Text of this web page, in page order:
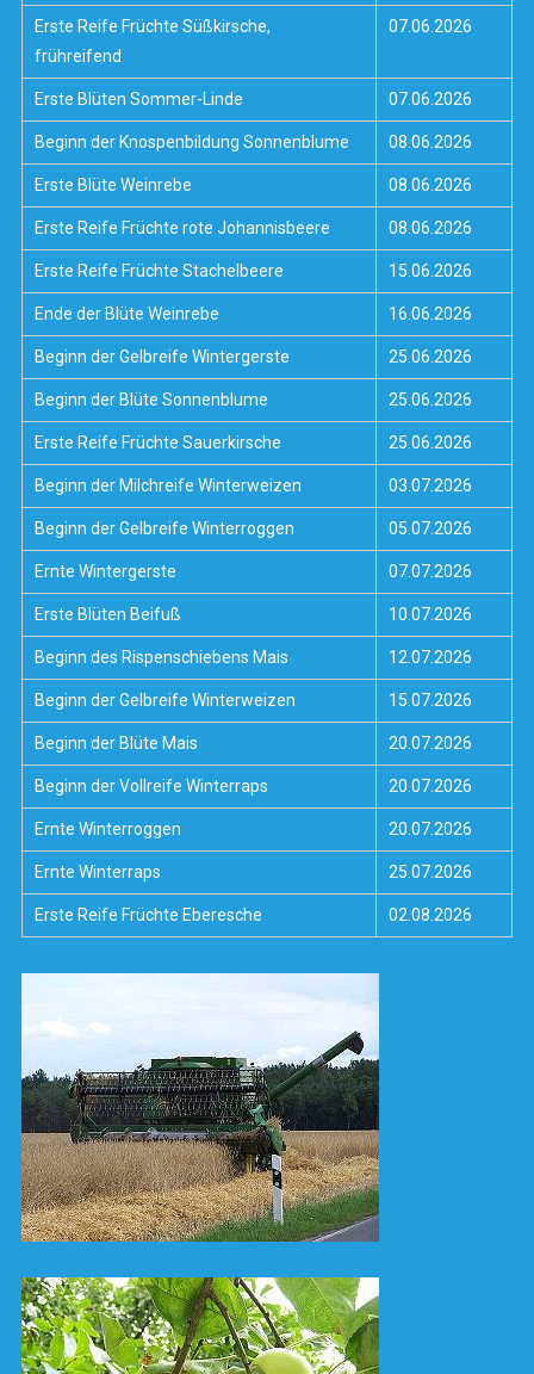
Erste Reife Früchte Süßkirsche,
frühreifend
07.06.2026
Erste Blüten Sommer-Linde 07.06.2026
Beginn der Knospenbildung Sonnenblume 08.06.2026
Erste Blüte Weinrebe 08.06.2026
Erste Reife Früchte rote Johannisbeere 08.06.2026
Erste Reife Früchte Stachelbeere 15.06.2026
Ende der Blüte Weinrebe 16.06.2026
Beginn der Gelbreife Wintergerste 25.06.2026
Beginn der Blüte Sonnenblume 25.06.2026
Erste Reife Früchte Sauerkirsche 25.06.2026
Beginn der Milchreife Winterweizen 03.07.2026
Beginn der Gelbreife Winterroggen 05.07.2026
Ernte Wintergerste 07.07.2026
Erste Blüten Beifuß 10.07.2026
Beginn des Rispenschiebens Mais 12.07.2026
Beginn der Gelbreife Winterweizen 15.07.2026
Beginn der Blüte Mais 20.07.2026
Beginn der Vollreife Winterraps 20.07.2026
Ernte Winterroggen 20.07.2026
Ernte Winterraps 25.07.2026
Erste Reife Früchte Eberesche 02.08.2026